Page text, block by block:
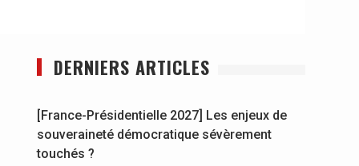
DERNIERS ARTICLES
[France-Présidentielle 2027] Les enjeux de
souveraineté démocratique sévèrement
touchés ?